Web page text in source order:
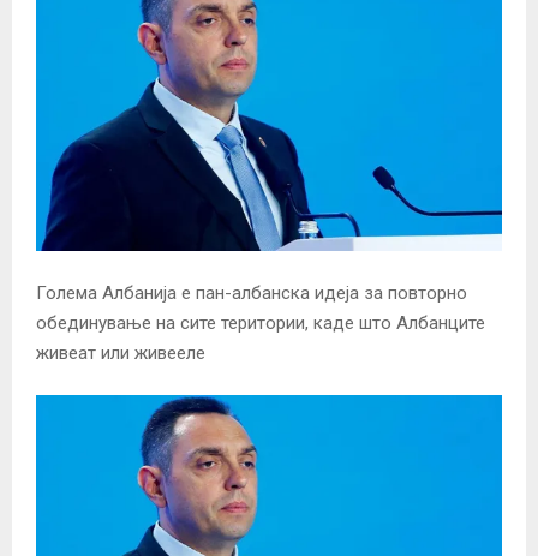
Голема Албанија е пан-албанска идеја за повторно
обединување на сите територии, каде што Албанците
живеат или живееле